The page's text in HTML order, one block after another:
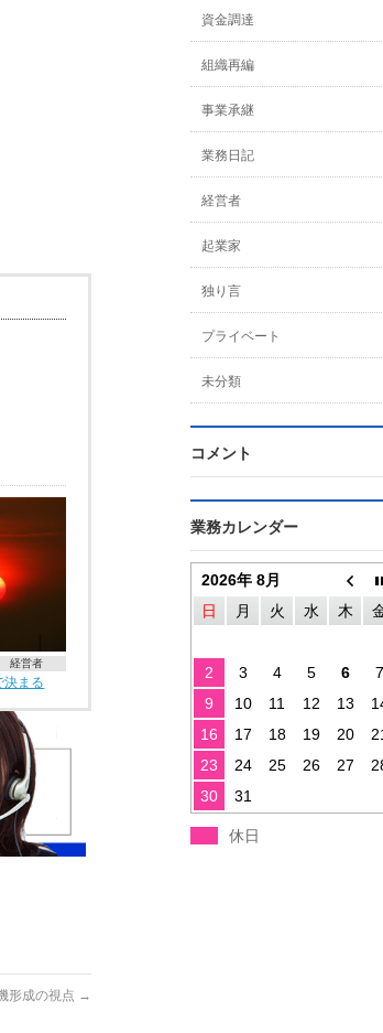
経営者
決まる
形成の視点 →
資金調達
組織再編
事業承継
業務日記
経営者
起業家
独り言
プライベート
未分類
コメント
業務カレンダー
2026年 8月
日
月 火 水 木
2
3 4 5 6 7
9
10 11 12 13
16
17 18 19 20
23
24 25 26 27
30
31
休日